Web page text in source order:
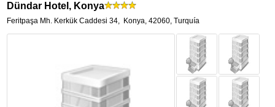
Dündar Hotel, Konya
Feritpaşa Mh. Kerkük Caddesi 34, Konya,42060, Turquía